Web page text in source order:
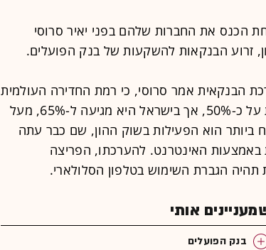
הכנס את החברות שלהם בפני יאיר סרוסי
זרוע הבנקאות להשקעות של בנק הפועלים.
הבנקאית אמר סרוסי, כי רמת החדירה העולמית
לפעילות בנקאית באינטרנט עומדת על כ-50%, אך בישראל היא מגיעה ל-65%, מעל
ביותר הוא הפעילות בשוק ההון, שם כבר עתה
באמצעות האינטרנט. להערכתו, הפריצה
הגברת השימוש בטלפון הסלולארי.
אותי
בנק הפועלים